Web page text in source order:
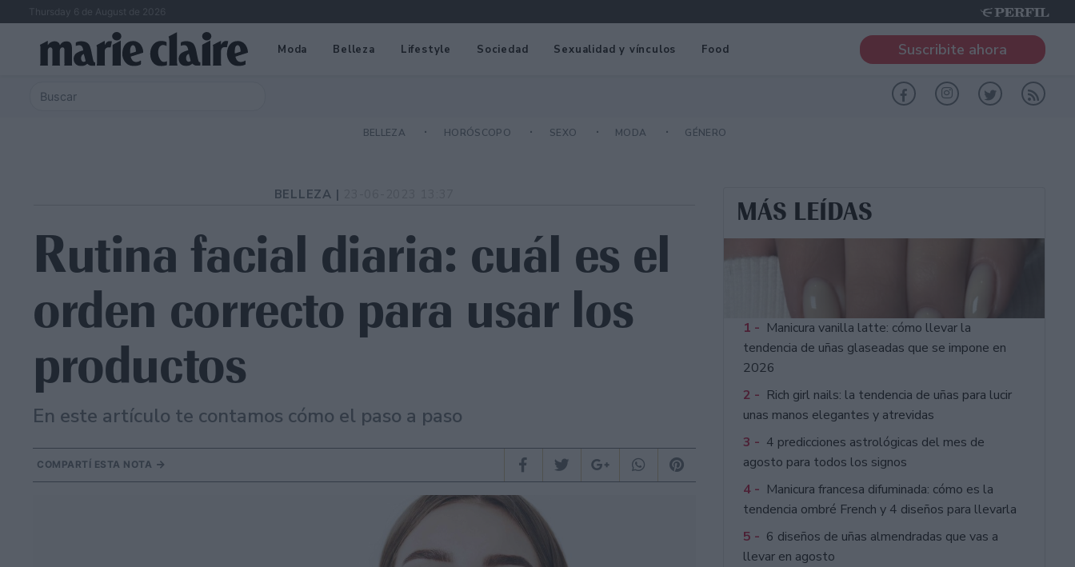
Thursday 6 de August de 2026
Moda Belleza Lifestyle Sociedad Sexualidad y vínculos Food Suscribite ahora
BELLEZA HORÓSCOPO SEXO MODA GÉNERO
BELLEZA |
Rutina facial diaria: cuál es el
orden correcto para usar los
productos
En este artículo te contamos cómo el paso a paso
COMPARTÍ ESTA NOTA
MÁS LEÍDAS
1 - Manicura vanilla latte: cómo llevar la
tendencia de uñas glaseadas que se impone en
2026
2 - Rich girl nails: la tendencia de uñas para lucir
unas manos elegantes y atrevidas
3 - 4 predicciones astrológicas del mes de
agosto para todos los signos
4 - Manicura francesa difuminada: cómo es la
tendencia ombré French y 4 diseños para llevarla
5 - 6 diseños de uñas almendradas que vas a
llevar en agosto